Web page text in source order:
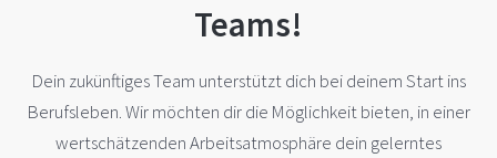
Teams!
Dein zukünftiges Team unterstützt dich bei deinem Start ins
Berufsleben. Wir möchten dir die Möglichkeit bieten, in einer
wertschätzenden Arbeitsatmosphäre dein gelerntes